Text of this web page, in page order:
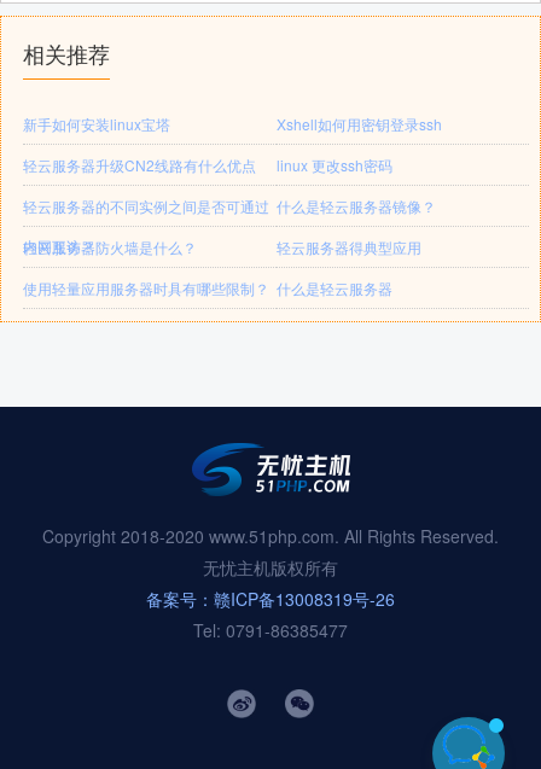
相关推荐
新手如何安装linux宝塔
Xshell如何用密钥登录ssh
轻云服务器升级CN2线路有什么优点
linux 更改ssh密码
轻云服务器的不同实例之间是否可通过
内网互访？
什么是轻云服务器镜像？
轻云服务器防火墙是什么？
轻云服务器得典型应用
使用轻量应用服务器时具有哪些限制？ 什么是轻云服务器
Copyright 2018-2020 www.51php.com. All Rights Reserved.
无忧主机版权所有
备案号：赣ICP备13008319号-26
Tel: 0791-86385477